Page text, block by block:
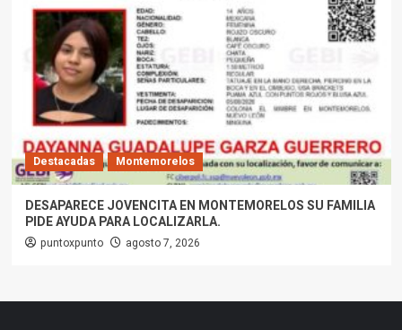
Destacadas Montemorelos
DESAPARECE JOVENCITA EN MONTEMORELOS SU FAMILIA
PIDE AYUDA PARA LOCALIZARLA.
puntoxpunto agosto 7, 2026